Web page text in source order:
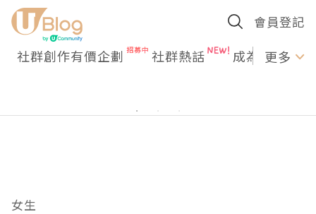
會員登記
社群創作有價企劃 社群熱話 成為U更多
女生